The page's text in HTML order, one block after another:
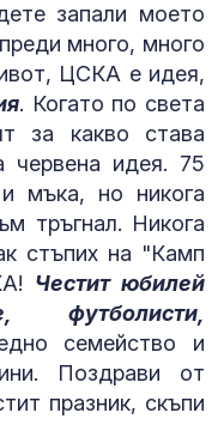
запали моето
много, много
ЦСКА е идея,
. Когато по света
за какво става
идея. 75
мъка, но никога
тръгнал. Никога
стъпих на "Камп
Честит юбилей
семейство и
Поздрави от
празник, скъпи